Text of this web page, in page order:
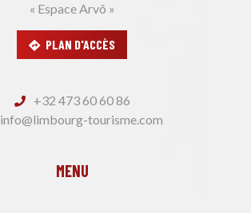
« Espace Arvô »
PLAN D'ACCÈS
+32 473 60 60 86
info@limbourg-tourisme.com
MENU